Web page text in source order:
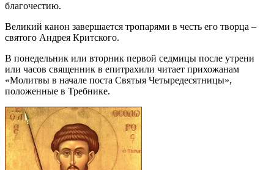
благочестию.
Великий канон завершается тропарями в честь его творца –
святого Андрея Критского.
В понедельник или вторник первой седмицы после утрени
или часов священник в епитрахили читает прихожанам
«Молитвы в начале поста Святыя Четыредесятницы»,
положенные в Требнике.